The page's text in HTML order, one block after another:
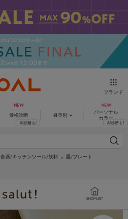
ブランド
骨格診断 身長別
パーソナル
カラー
食器/キッチンツール/飲料
皿/プレート